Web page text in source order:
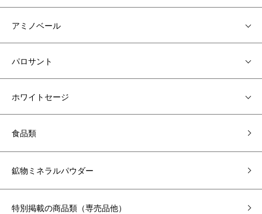
アミノベール
パロサント
ホワイトセージ
食品類
鉱物ミネラルパウダー
特別掲載の商品類（専売品他）